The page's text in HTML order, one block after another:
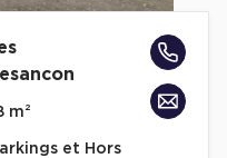
m²
et Hors